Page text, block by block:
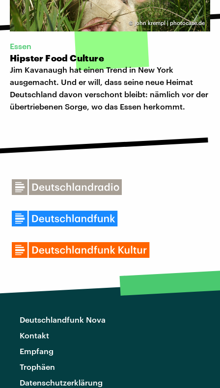
©john krempl | photocase.de
Essen
Hipster Food Culture
Jim Kavanaugh hat einen Trend in New York
ausgemacht. Und er will, dass seine neue Heimat
Deutschland davon verschont bleibt: nämlich vor der
übertriebenen Sorge, wo das Essen herkommt.
Deutschlandfunk Nova
Kontakt
Empfang
Trophäen
Datenschutzerklärung